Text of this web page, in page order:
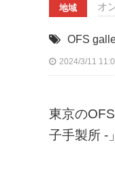
地域 オ
OFS
2024/3/11
東京の
子手製所 -